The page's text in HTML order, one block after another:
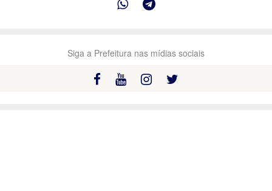
Siga a Prefeitura nas mídias sociais